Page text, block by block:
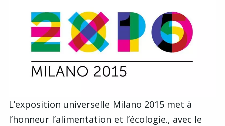
L’exposition universelle Milano 2015 met à
l’honneur l’alimentation et l’écologie., avec le